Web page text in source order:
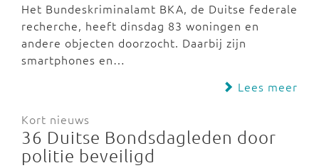
Het Bundeskriminalamt BKA, de Duitse federale
recherche, heeft dinsdag 83 woningen en
andere objecten doorzocht. Daarbij zijn
smartphones en…
Lees meer
Kort nieuws
36 Duitse Bondsdagleden door
politie beveiligd